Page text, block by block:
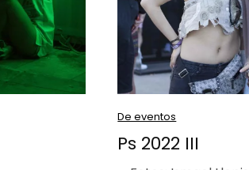
De eventos
Ps 2022 III